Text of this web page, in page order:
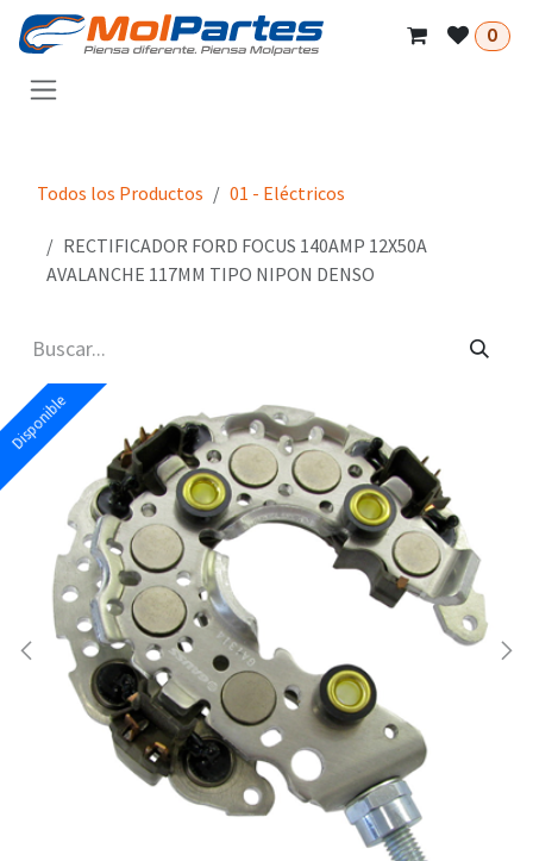
Ir al contenido
0
Todos los Productos 01 - Eléctricos
RECTIFICADOR FORD FOCUS 140AMP 12X50A
AVALANCHE 117MM TIPO NIPON DENSO
Disponible
Disponible